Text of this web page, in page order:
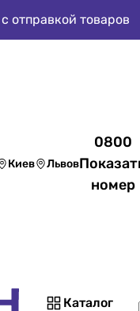
отправкой товаров
Киев Львов
0800
номер
Каталог